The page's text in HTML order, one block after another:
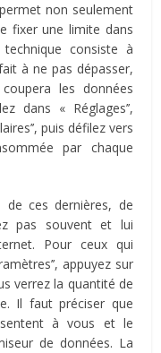
non seulement
fixer une limite dans
consiste à
à ne pas dépasser,
les données
dans « Réglages’’,
puis défilez vers
par chaque
de ces dernières, de
pas souvent et lui
Pour ceux qui
appuyez sur
verrez la quantité de
Il faut préciser que
à vous et le
de données. La